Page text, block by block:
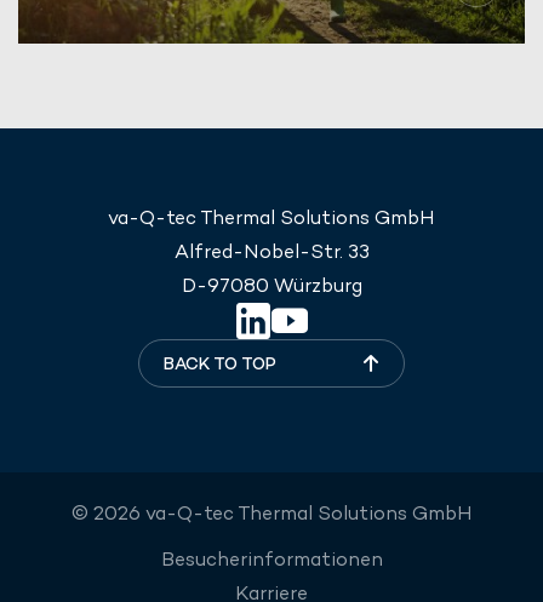
va-Q-tec Thermal Solutions GmbH
Alfred-Nobel-Str. 33
D-97080 Würzburg
BACK TO TOP
© 2026 va-Q-tec Thermal Solutions GmbH
Besucherinformationen
Karriere